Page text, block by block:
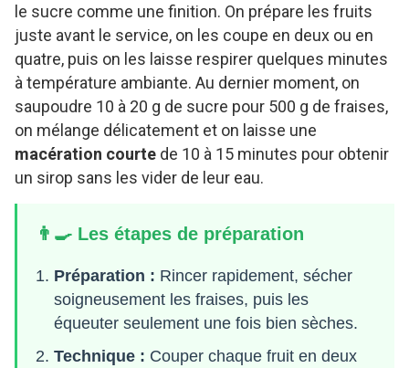
le sucre comme une finition. On prépare les fruits
juste avant le service, on les coupe en deux ou en
quatre, puis on les laisse respirer quelques minutes
à température ambiante. Au dernier moment, on
saupoudre 10 à 20 g de sucre pour 500 g de fraises,
on mélange délicatement et on laisse une
macération courte de 10 à 15 minutes pour obtenir
un sirop sans les vider de leur eau.
👨‍🍳 Les étapes de préparation
Préparation : Rincer rapidement, sécher
soigneusement les fraises, puis les
équeuter seulement une fois bien sèches.
Technique : Couper chaque fruit en deux